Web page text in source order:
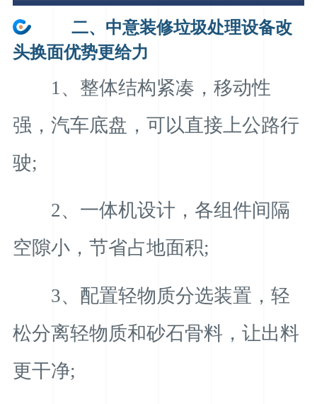
二、中意装修垃圾处理设备改
头换面优势更给力
1、整体结构紧凑，移动性
强，汽车底盘，可以直接上公路行
驶;
2、一体机设计，各组件间隔
空隙小，节省占地面积;
3、配置轻物质分选装置，轻
松分离轻物质和砂石骨料，让出料
更干净;